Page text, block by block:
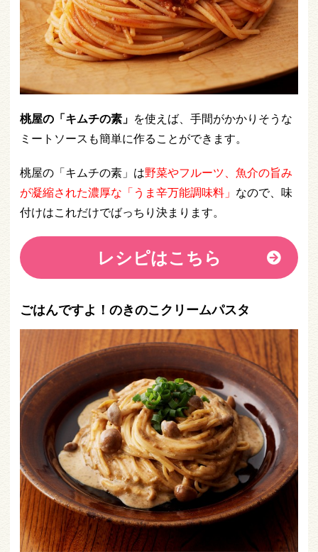
桃屋の「キムチの素」 を使えば、手間がかかりそうな
ミートソースも簡単に作ることができます。
桃屋の「キムチの素」は野菜やフルーツ、魚介の旨み
が凝縮された濃厚な「うま辛万能調味料」 なので、味
付けはこれだけでばっちり決まります。
レシピはこちら
ごはんですよ！のきのこクリームパスタ